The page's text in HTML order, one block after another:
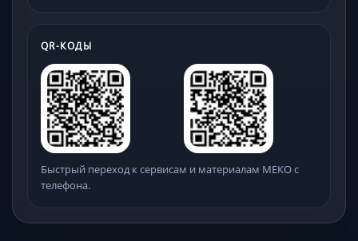
QR-КОДЫ
Быстрый переход к сервисам и материалам МЕКО с
телефона.